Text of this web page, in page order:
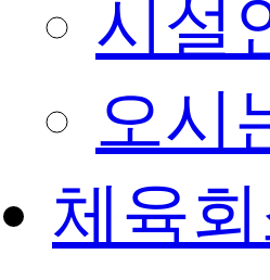
시설
오시
체육